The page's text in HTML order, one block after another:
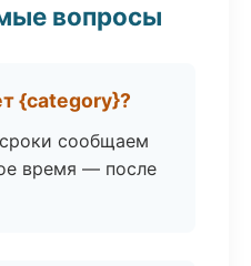
вопросы
{category}?
сообщаем
время — после